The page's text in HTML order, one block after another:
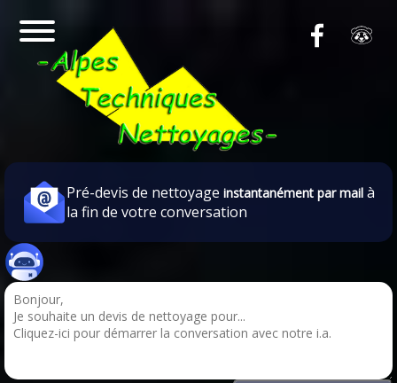
Pré-devis de nettoyage instantanément par mail à
la fin de votre conversation